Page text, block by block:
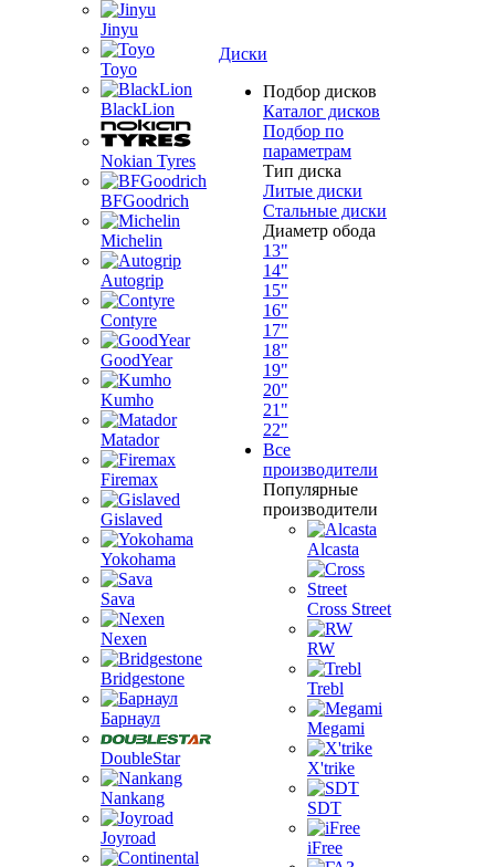
Jinyu
Toyo
BlackLion
Nokian Tyres
BFGoodrich
Michelin
Autogrip
Contyre
GoodYear
Kumho
Matador
Firemax
Gislaved
Yokohama
Sava
Nexen
Bridgestone
Барнаул
DoubleStar
Nankang
Joyroad
Диски
Подбор дисков
Каталог дисков
Подбор по
параметрам
Тип диска
Литые диски
Стальные диски
Диаметр обода
13"
14"
15"
16"
17"
18"
19"
20"
21"
22"
Все
производители
Популярные
производители
Alcasta
Cross Street
RW
Trebl
Megami
X'trike
SDT
iFree